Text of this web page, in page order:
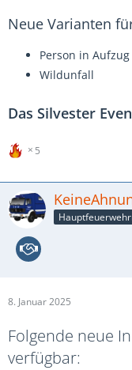
Neue Varianten
Person in Aufzug
Wildunfall
Das Silvester
5
8. Januar 2025
Folgende neue
verfügbar: